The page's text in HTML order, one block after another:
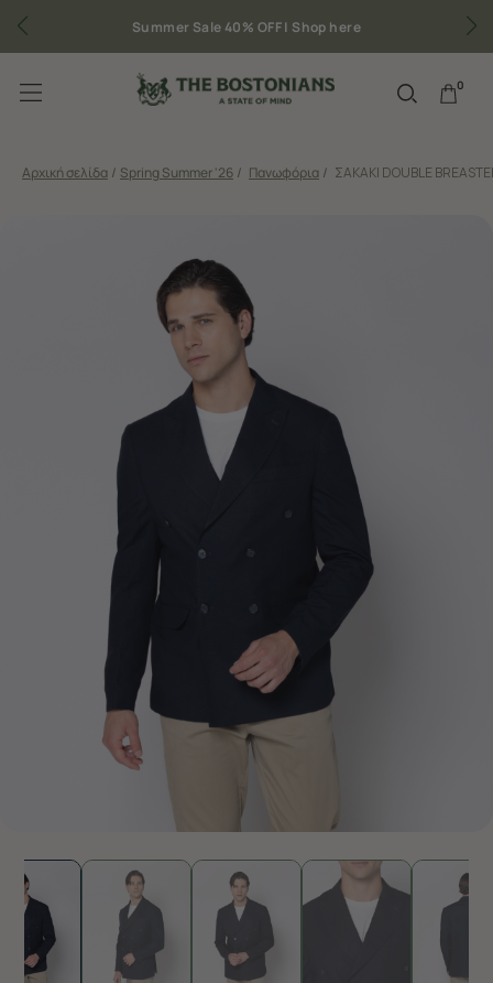
Summer Sale 40% OFF | Shop here
0
Αρχική σελίδα / Spring Summer '26 / Πανωφόρια / ΣΑΚΑΚΙ DOUBLE